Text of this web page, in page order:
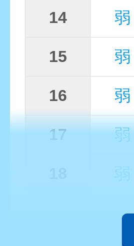
14 弱
15 弱
16 弱
17 弱
弱